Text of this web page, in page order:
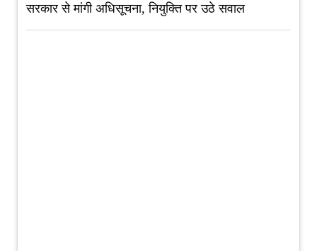
सरकार से मांगी अधिसूचना, नियुक्ति पर उठे सवाल